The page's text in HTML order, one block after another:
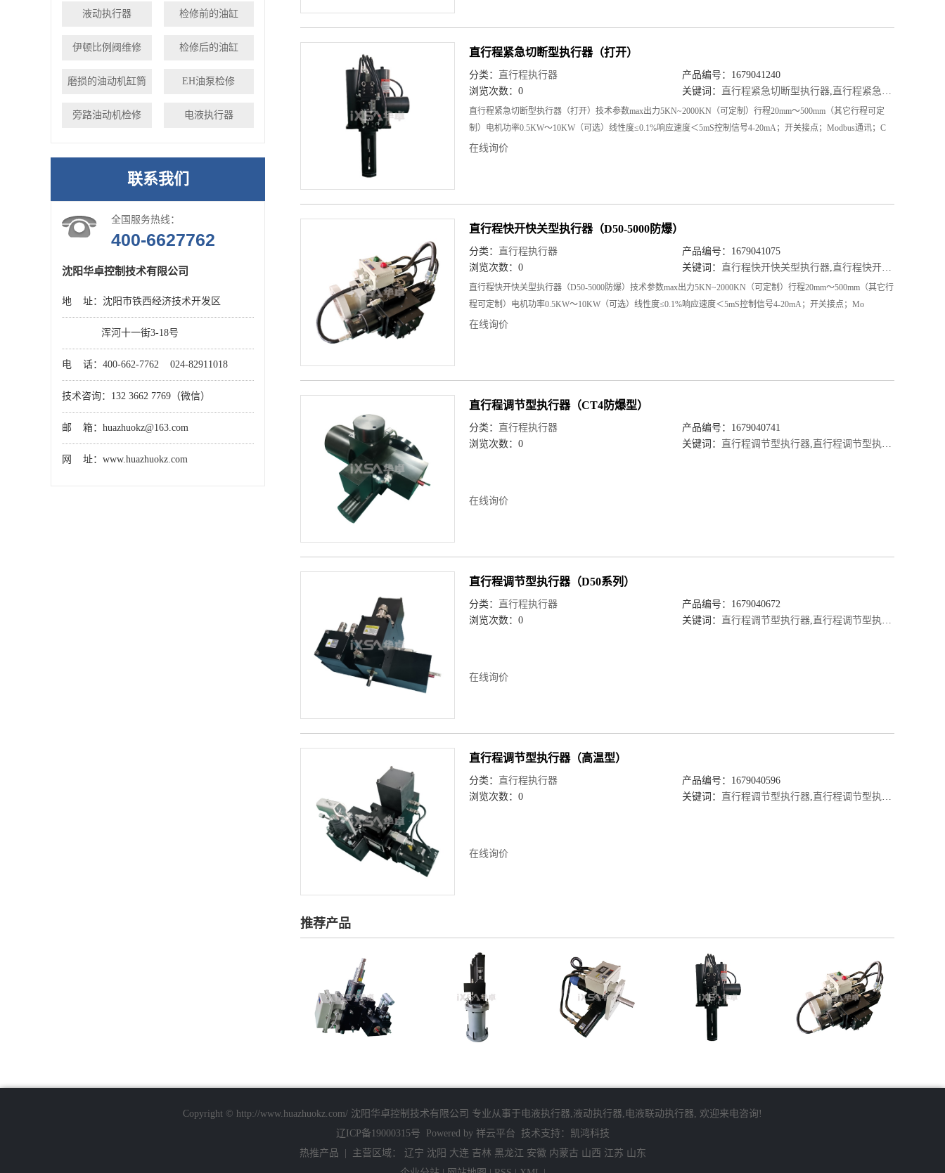
液动执行器 检修前的油缸
伊顿比例阀维修 检修后的油缸
磨损的油动机缸筒 EH油泵检修
旁路油动机检修 电液执行器
联系我们
全国服务热线：
400-6627762
沈阳华卓控制技术有限公司
地 址：沈阳市铁西经济技术开发区
浑河十一街3-18号
电 话：400-662-7762 024-82911018
技术咨询：132 3662 7769（微信）
邮 箱：huazhuokz@163.com
网 址：www.huazhuokz.com
直行程紧急切断型执行器（打开）
分类： 直行程执行器
产品编号：1679041240
浏览次数：0
关键词： 直行程紧急切断型执行器, 直行程紧急切断型执行器厂家
直行程紧急切断型执行器（打开）技术参数max出力5KN~2000KN（可定制）行程20mm～500mm（其它行程可定
制）电机功率0.5KW～10KW（可选）线性度≤0.1%响应速度＜5mS控制信号4-20mA；开关接点；Modbus通讯；C
在线询价
直行程快开快关型执行器（D50-5000防爆）
分类： 直行程执行器
产品编号：1679041075
浏览次数：0
关键词： 直行程快开快关型执行器, 直行程快开快关型执行器厂家
直行程快开快关型执行器（D50-5000防爆）技术参数max出力5KN~2000KN（可定制）行程20mm～500mm（其它行
程可定制）电机功率0.5KW～10KW（可选）线性度≤0.1%响应速度＜5mS控制信号4-20mA；开关接点；Mo
在线询价
直行程调节型执行器（CT4防爆型）
分类： 直行程执行器
产品编号：1679040741
浏览次数：0
关键词： 直行程调节型执行器, 直行程调节型执行器厂家
在线询价
直行程调节型执行器（D50系列）
分类： 直行程执行器
产品编号：1679040672
浏览次数：0
关键词： 直行程调节型执行器, 直行程调节型执行器厂家
在线询价
直行程调节型执行器（高温型）
分类： 直行程执行器
产品编号：1679040596
浏览次数：0
关键词： 直行程调节型执行器, 直行程调节型执行器厂家
在线询价
推荐产品
Copyright © http://www.huazhuokz.com/ 沈阳华卓控制技术有限公司 专业从事于 电液执行器,液动执行器, 电液联动执行器, 欢迎来电咨询!
辽ICP备19000315号 Powered by 祥云平台 技术支持： 凯鸿科技
热推产品 | 主营区域： 辽宁 沈阳 大连 吉林 黑龙江 安徽 内蒙古 山西 江苏 山东